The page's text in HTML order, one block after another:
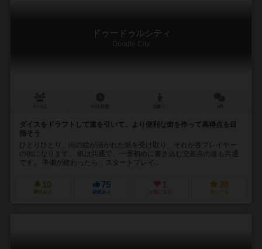
ドゥードゥルシティ
Doodle City
ダイスをドラフトして道を引いて、より便利な街を作って高得点を目
指そう
ひとりひとり、街の絵が描かれた紙を受け取り、それが各プレイヤー
の街になります。 紙は共通で、一番初めに書き込む交差点の道も共通
です。 準備が終わったら、スタートプレイ...
10
興味あり
75
経験あり
1
お気に入り
38
持ってる